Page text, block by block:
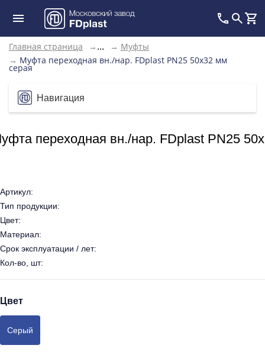
Главная страница → ... → Муфты
→ Муфта переходная вн./нар. FDplast PN25 50x32 мм
серая
Навигация
переходная вн./нар. FDplast PN25
Артикул:
Тип продукции:
Цвет:
Материал:
Срок эксплуатации / лет:
Кол-во, шт:
Цвет
Серый